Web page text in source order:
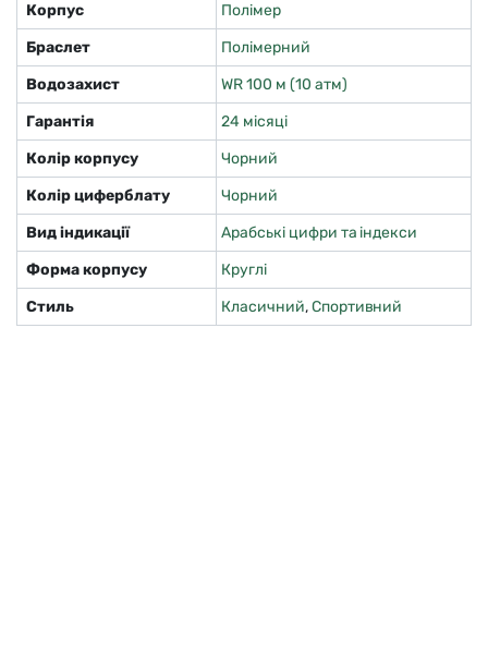
Корпус
Полімер
Браслет
Полімерний
Водозахист
WR 100 м (10 атм)
Гарантія
24 місяці
Колір корпусу
Чорний
Колір циферблату
Чорний
Вид індикації
Арабські цифри та індекси
Форма корпусу
Круглі
Стиль
Класичний,Спортивний